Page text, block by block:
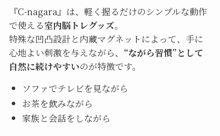
『C-nagara』は、軽く握るだけのシンプルな動作
で使える室内脳トレグッズ。
特殊な凹凸設計と内蔵マグネットによって、手に
心地よい刺激を与えながら、 “ながら習慣”として
自然に続けやすいのが特徴です。
ソファでテレビを見ながら
お茶を飲みながら
家族と会話をしながら